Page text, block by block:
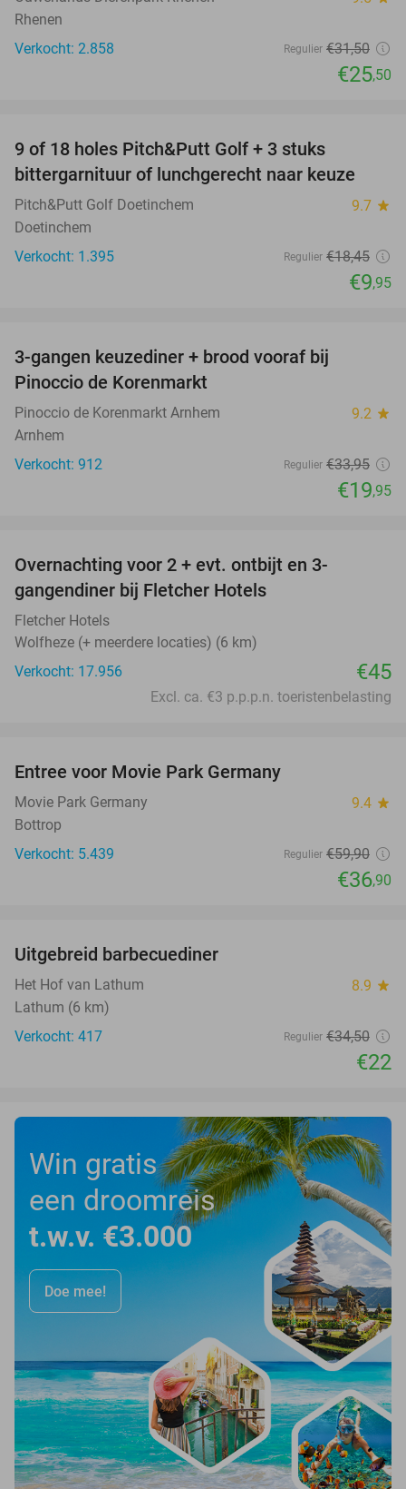
Rhenen
Verkocht: 2.858
Regulier €31,50
€25,50
9 of 18 holes Pitch&Putt Golf + 3 stuks
bittergarnituur of lunchgerecht naar keuze
Pitch&Putt Golf Doetinchem 9.7 star
Doetinchem
Verkocht: 1.395
Regulier €18,45
€9,95
3-gangen keuzediner + brood vooraf bij
Pinoccio de Korenmarkt
Pinoccio de Korenmarkt Arnhem 9.2 star
Arnhem
Verkocht: 912
Regulier €33,95
€19,95
Overnachting voor 2 + evt. ontbijt en 3-
gangendiner bij Fletcher Hotels
Fletcher Hotels
Wolfheze (+ meerdere locaties) (6 km)
Verkocht: 17.956
€45
Excl. ca. €3 p.p.p.n. toeristenbelasting
Entree voor Movie Park Germany
Movie Park Germany 9.4 star
Bottrop
Verkocht: 5.439
Regulier €59,90
€36,90
Uitgebreid barbecuediner
Het Hof van Lathum 8.9 star
Lathum (6 km)
Verkocht: 417
Regulier €34,50
€22
Win gratis
een droomreis
t.w.v. €3.000
Doe mee!